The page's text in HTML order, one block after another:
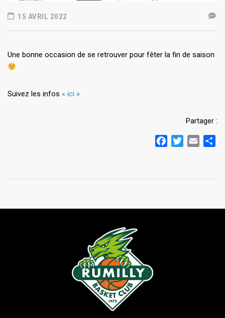
15 AVRIL 2022
Une bonne occasion de se retrouver pour fêter la fin de saison
Suivez les infos « ici »
Partager :
FacebookTwitterEmail